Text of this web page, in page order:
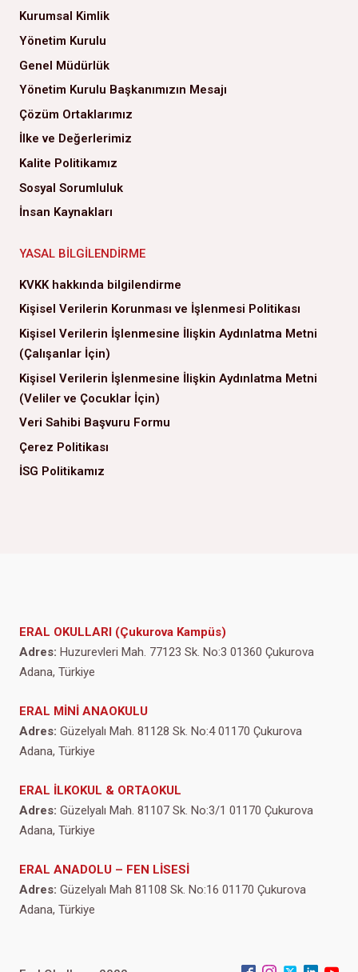
Kurumsal Kimlik
Yönetim Kurulu
Genel Müdürlük
Yönetim Kurulu Başkanımızın Mesajı
Çözüm Ortaklarımız
İlke ve Değerlerimiz
Kalite Politikamız
Sosyal Sorumluluk
İnsan Kaynakları
YASAL BILGILENDIRME
KVKK hakkında bilgilendirme
Kişisel Verilerin Korunması ve İşlenmesi Politikası
Kişisel Verilerin İşlenmesine İlişkin Aydınlatma Metni
(Çalışanlar İçin)
Kişisel Verilerin İşlenmesine İlişkin Aydınlatma Metni
(Veliler ve Çocuklar İçin)
Veri Sahibi Başvuru Formu
Çerez Politikası
İSG Politikamız
ERAL OKULLARI (Çukurova Kampüs)
Adres: Huzurevleri Mah. 77123 Sk. No:3 01360 Çukurova
Adana, Türkiye
ERAL MİNİ ANAOKULU
Adres: Güzelyalı Mah. 81128 Sk. No:4 01170 Çukurova
Adana, Türkiye
ERAL İLKOKUL & ORTAOKUL
Adres: Güzelyalı Mah. 81107 Sk. No:3/1 01170 Çukurova
Adana, Türkiye
ERAL ANADOLU – FEN LİSESİ
Adres: Güzelyalı Mah 81108 Sk. No:16 01170 Çukurova
Adana, Türkiye